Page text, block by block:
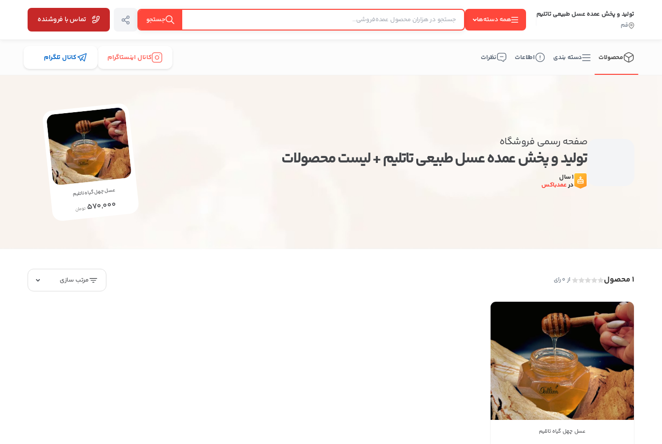
تولید و پخش عمده عسل طبیعی تاتلیم
قم
همه دسته‌ها جستجو تماس با فروشنده
محصولات دسته بندی اطلاعات نظرات کانال اینستاگرام کانال تلگرام
صفحه رسمی فروشگاه
تولید و پخش عمده عسل طبیعی تاتلیم + لیست محصولات
1 سال
درعمدباکس
عسل چهل گیاه تاتلیم
570,000تومان
1 محصول از 0 رای مرتب سازی
عسل چهل گیاه تاتلیم